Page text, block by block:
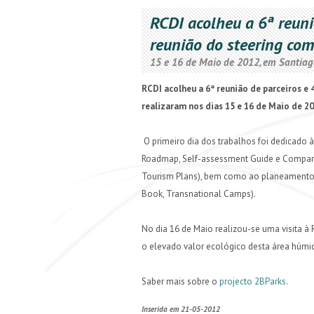
RCDI acolheu a 6ª
reunião do steering
15 e 16 de Maio de 2012, em
RCDI acolheu a 6ª reunião de parceiros
realizaram nos dias 15 e 16 de Maio de
O primeiro dia dos trabalhos foi dedicado
Roadmap, Self-assessment Guide e
Tourism Plans), bem como ao
Book, Transnational Camps).
No dia 16 de Maio realizou-se uma visita à
o elevado valor ecológico desta área
Saber mais sobre o projecto 2BParks.
Inserida em 21-05-2012